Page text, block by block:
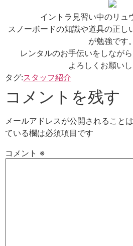
イントラ見習い中のリュ
スノーボードの知識や道具の正し
が勉強です。
レンタルのお手伝いをしなが
よろしくお願いし
タグ:スタッフ紹介
コメントを残す
メールアドレスが公開されることは
ている欄は必須項目です
コメント ※